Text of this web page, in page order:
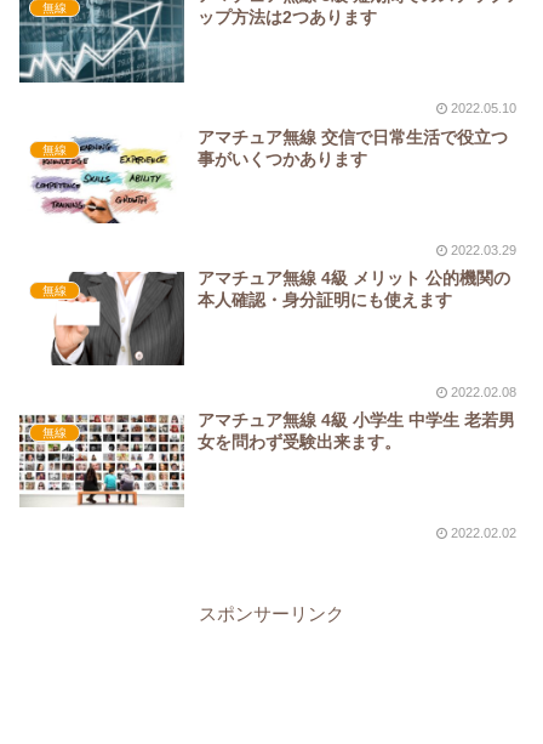
無線
ップ方法は2つあります
2022.05.10
無線
アマチュア無線 交信で日常生活で役立つ
事がいくつかあります
2022.03.29
無線
アマチュア無線 4級 メリット 公的機関の
本人確認・身分証明にも使えます
2022.02.08
無線
アマチュア無線 4級 小学生 中学生 老若男
女を問わず受験出来ます。
2022.02.02
スポンサーリンク